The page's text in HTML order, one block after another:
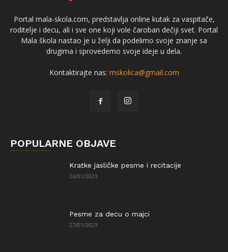
Portal mala-skola.com, predstavlja online kutak za vaspitače,
roditelje i decu, ali i sve one koji vole čaroban dečiji svet. Portal
Mala škola nastao je u želji da podelimo svoje znanje sa
drugima i sprovedemo svoje ideje u dela.
Kontaktirajte nas: mskolica@gmail.com
POPULARNE OBJAVE
Kratke jasličke pesme i recitacije
26/01/2023
Pesme za decu o majci
27/01/2023